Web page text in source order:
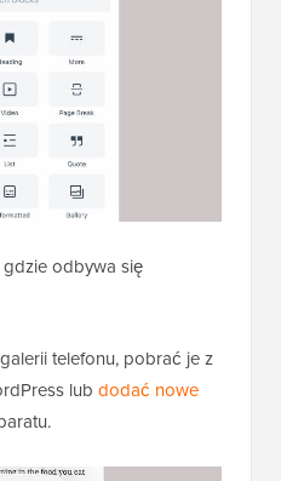
gdzie odbywa się
telefonu, pobrać je z
lub dodać nowe